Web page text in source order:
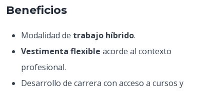
Beneficios
Modalidad de trabajo híbrido.
Vestimenta flexible acorde al contexto
profesional.
Desarrollo de carrera con acceso a cursos y